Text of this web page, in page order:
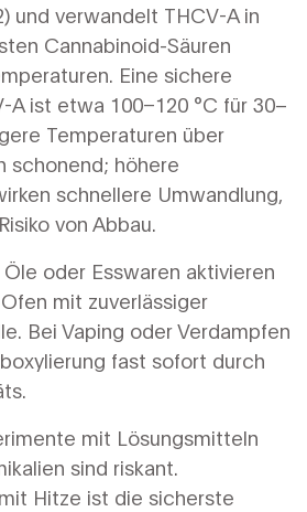
und verwandelt THCV-A in
Cannabinoid-Säuren
Eine sichere
A ist etwa 100–120 °C für 30–
Temperaturen über
schonend; höhere
schnellere Umwandlung,
von Abbau.
oder Esswaren aktivieren
mit zuverlässiger
Bei Vaping oder Verdampfen
fast sofort durch
mit Lösungsmitteln
sind riskant.
Hitze ist die sicherste